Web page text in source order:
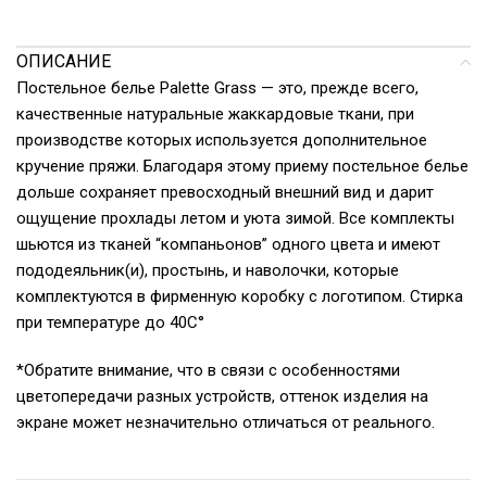
ОПИСАНИЕ
Постельное белье Palette Grass — это, прежде всего,
качественные натуральные жаккардовые ткани, при
производстве которых используется дополнительное
кручение пряжи. Благодаря этому приему постельное белье
дольше сохраняет превосходный внешний вид и дарит
ощущение прохлады летом и уюта зимой. Все комплекты
шьются из тканей “компаньонов” одного цвета и имеют
пододеяльник(и), простынь, и наволочки, которые
комплектуются в фирменную коробку с логотипом. Стирка
при температуре до 40С°
*Обратите внимание, что в связи с особенностями
цветопередачи разных устройств, оттенок изделия на
экране может незначительно отличаться от реального.